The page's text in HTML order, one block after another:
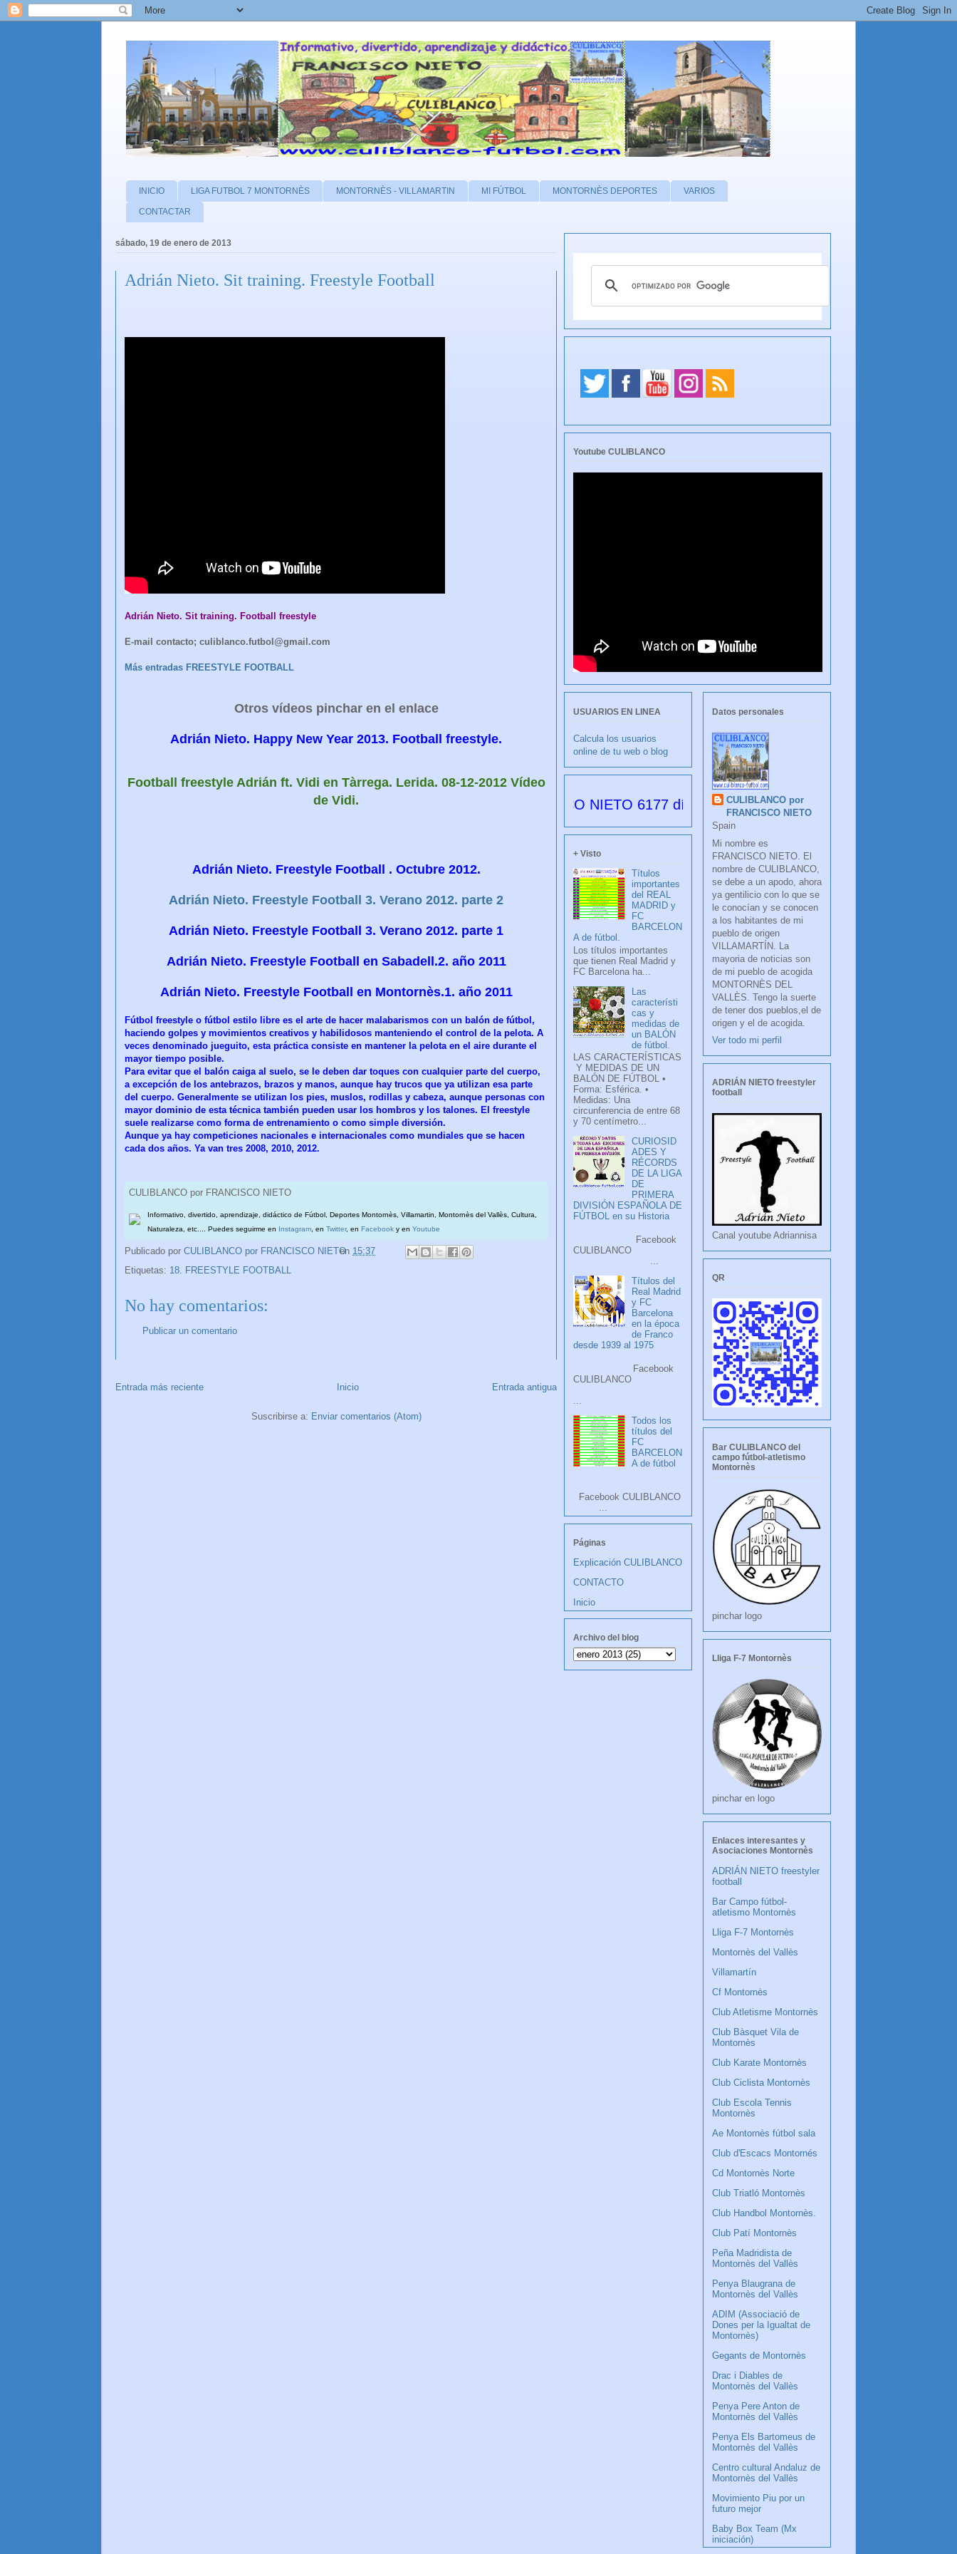
INICIO LIGA FUTBOL 7 MONTORNÈS MONTORNÈS - VILLAMARTIN MI FÚTBOL MONTORNÈS DEPORTES VARIOS
CONTACTAR
sábado, 19 de enero de 2013
Adrián Nieto. Sit training. Freestyle Football
Adrián Nieto. Sit training. Football freestyle
E-mail contacto; culiblanco.futbol@gmail.com
Más entradas FREESTYLE FOOTBALL
Otros vídeos pinchar en el enlace
Adrián Nieto. Happy New Year 2013. Football freestyle.
Football freestyle Adrián ft. Vidi en Tàrrega. Lerida. 08-12-2012 Vídeo
de Vidi.
Adrián Nieto. Freestyle Football . Octubre 2012.
Adrián Nieto. Freestyle Football 3. Verano 2012. parte 2
Adrián Nieto. Freestyle Football 3. Verano 2012. parte 1
Adrián Nieto. Freestyle Football en Sabadell.2. año 2011
Adrián Nieto. Freestyle Football en Montornès.1. año 2011
Fútbol freestyle o fútbol estilo libre es el arte de hacer malabarismos con un balón de fútbol,
haciendo golpes y movimientos creativos y habilidosos manteniendo el control de la pelota. A
veces denominado jueguito, esta práctica consiste en mantener la pelota en el aire durante el
mayor tiempo posible.
Para evitar que el balón caiga al suelo, se le deben dar toques con cualquier parte del cuerpo,
a excepción de los antebrazos, brazos y manos, aunque hay trucos que ya utilizan esa parte
del cuerpo. Generalmente se utilizan los pies, muslos, rodillas y cabeza, aunque personas con
mayor dominio de esta técnica también pueden usar los hombros y los talones. El freestyle
suele realizarse como forma de entrenamiento o como simple diversión.
Aunque ya hay competiciones nacionales e internacionales como mundiales que se hacen
cada dos años. Ya van tres 2008, 2010, 2012.
CULIBLANCO por FRANCISCO NIETO
Informativo, divertido, aprendizaje, didáctico de Fútbol, Deportes Montornès, Villamartin, Montornès del Vallès, Cultura,
Naturaleza, etc.... Puedes seguirme en
Instagram, en Twitter, en Facebook y en Youtube
Publicado por CULIBLANCO por FRANCISCO NIETO
en 15:37
Etiquetas: 18. FREESTYLE FOOTBALL
No hay comentarios:
Publicar un comentario
Entrada más reciente Entrada antigua
Inicio
Suscribirse a: Enviar comentarios (Atom)
Youtube CULIBLANCO
USUARIOS EN LINEA
Calcula los usuarios
online de tu web o blog
CULIBLANCO por FRANCISCO NIETO 6177 días desde su creación
+ Visto
Títulos
importantes
del REAL
MADRID y
FC
BARCELON
A de fútbol.
Los títulos importantes
que tienen Real Madrid y
FC Barcelona ha...
Las
característi
cas y
medidas de
un BALÓN
de fútbol.
LAS CARACTERÍSTICAS
Y MEDIDAS DE UN
BALÓN DE FÚTBOL •
Forma: Esférica. •
Medidas: Una
circunferencia de entre 68
y 70 centímetro...
CURIOSID
ADES Y
RÉCORDS
DE LA LIGA
DE
PRIMERA
DIVISIÓN ESPAÑOLA DE
FÚTBOL en su Historia
Facebook
CULIBLANCO
...
Títulos del
Real Madrid
y FC
Barcelona
en la época
de Franco
desde 1939 al 1975
Facebook
CULIBLANCO
Todos los
títulos del
FC
BARCELON
A de fútbol
Facebook CULIBLANCO
...
Páginas
Explicación CULIBLANCO
CONTACTO
Inicio
Archivo del blog
Datos personales
CULIBLANCO por
FRANCISCO NIETO
Spain
Mi nombre es
FRANCISCO NIETO. El
nombre de CULIBLANCO,
se debe a un apodo, ahora
ya gentilicio con lo que se
le conocían y se conocen
a los habitantes de mi
pueblo de origen
VILLAMARTÍN. La
mayoria de noticias son
de mi pueblo de acogida
MONTORNÈS DEL
VALLÈS. Tengo la suerte
de tener dos pueblos,el de
origen y el de acogida.
Ver todo mi perfil
ADRIÁN NIETO freestyler
football
Canal youtube Adriannisa
QR
Bar CULIBLANCO del
campo fútbol-atletismo
Montornès
pinchar logo
Lliga F-7 Montornès
pinchar en logo
Enlaces interesantes y
Asociaciones Montornès
ADRIÁN NIETO freestyler
football
Bar Campo fútbol-
atletismo Montornès
Lliga F-7 Montornès
Montornès del Vallès
Villamartín
Cf Montornès
Club Atletisme Montornès
Club Bàsquet Vila de
Montornès
Club Karate Montornès
Club Ciclista Montornès
Club Escola Tennis
Montornès
Ae Montornès fútbol sala
Club d'Escacs Montornés
Cd Montornès Norte
Club Triatló Montornès
Club Handbol Montornès.
Club Patí Montornès
Peña Madridista de
Montornès del Vallès
Penya Blaugrana de
Montornès del Vallès
ADIM (Associació de
Dones per la Igualtat de
Montornès)
Gegants de Montornès
Drac i Diables de
Montornès del Vallès
Penya Pere Anton de
Montornès del Vallès
Penya Els Bartomeus de
Montornès del Vallès
Centro cultural Andaluz de
Montornès del Vallès
Movimiento Piu por un
futuro mejor
Baby Box Team (Mx
iniciación)